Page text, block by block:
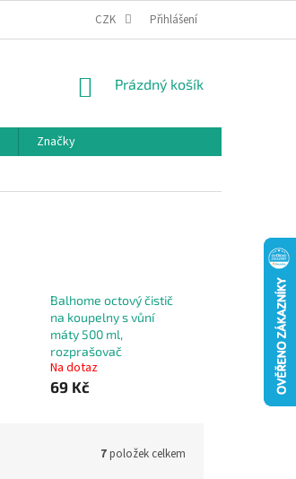
CZK Přihlášení
NÁKUPNÍ
Prázdný košík
Značky
Balhome octový čistič
na koupelny s vůní
máty 500 ml,
rozprašovač
Na dotaz
69 Kč
7položek celkem